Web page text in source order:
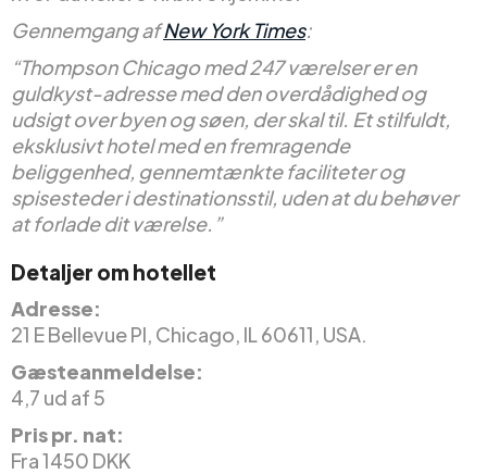
Gennemgang afNew York Times:
“Thompson Chicago med 247 værelser er en
guldkyst-adresse med den overdådighed og
udsigt over byen og søen, der skal til. Et stilfuldt,
eksklusivt hotel med en fremragende
beliggenhed, gennemtænkte faciliteter og
spisesteder i destinationsstil, uden at du behøver
at forlade dit værelse.”
Detaljer om hotellet
Adresse:
21 E Bellevue Pl, Chicago, IL 60611, USA.
Gæsteanmeldelse:
4,7 ud af 5
Pris pr. nat:
Fra 1450 DKK